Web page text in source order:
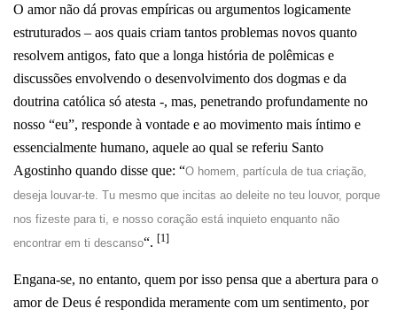
O amor não dá provas empíricas ou argumentos logicamente
estruturados – aos quais criam tantos problemas novos quanto
resolvem antigos, fato que a longa história de polêmicas e
discussões envolvendo o desenvolvimento dos dogmas e da
doutrina católica só atesta -, mas, penetrando profundamente no
nosso “eu”, responde à vontade e ao movimento mais íntimo e
essencialmente humano, aquele ao qual se referiu Santo
Agostinho quando disse que: “O homem, partícula de tua criação,
deseja louvar-te. Tu mesmo que incitas ao deleite no teu louvor, porque
nos fizeste para ti, e nosso coração está inquieto enquanto não
encontrar em ti descanso“. [1]
Engana-se, no entanto, quem por isso pensa que a abertura para o
amor de Deus é respondida meramente com um sentimento, por